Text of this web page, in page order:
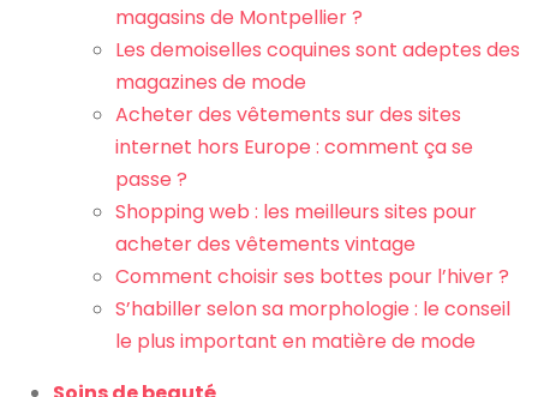
magasins de Montpellier ?
Les demoiselles coquines sont adeptes des
magazines de mode
Acheter des vêtements sur des sites
internet hors Europe : comment ça se
passe ?
Shopping web : les meilleurs sites pour
acheter des vêtements vintage
Comment choisir ses bottes pour l’hiver ?
S’habiller selon sa morphologie : le conseil
le plus important en matière de mode